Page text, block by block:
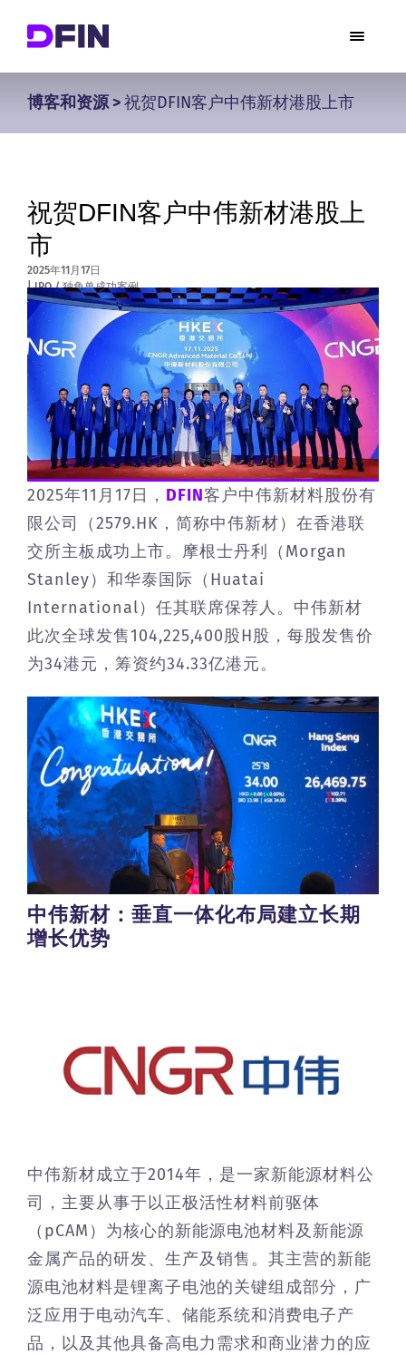
博客和资源>祝贺DFIN客户中伟新材港股上市
祝贺DFIN客户中伟新材港股上
市
2025年11月17日
| IPO / 独角兽成功案例
2025年11月17日， DFIN客户中伟新材料股份有
限公司（2579.HK，简称中伟新材）在香港联
交所主板成功上市。摩根士丹利（Morgan
Stanley）和华泰国际（Huatai
International）任其联席保荐人。中伟新材
此次全球发售104,225,400股H股，每股发售价
为34港元，筹资约34.33亿港元。
中伟新材：垂直一体化布局建立长期
增长优势
中伟新材成立于2014年，是一家新能源材料公
司，主要从事于以正极活性材料前驱体
（pCAM）为核心的新能源电池材料及新能源
金属产品的研发、生产及销售。其主营的新能
源电池材料是锂离子电池的关键组成部分，广
泛应用于电动汽车、储能系统和消费电子产
品，以及其他具备高电力需求和商业潜力的应